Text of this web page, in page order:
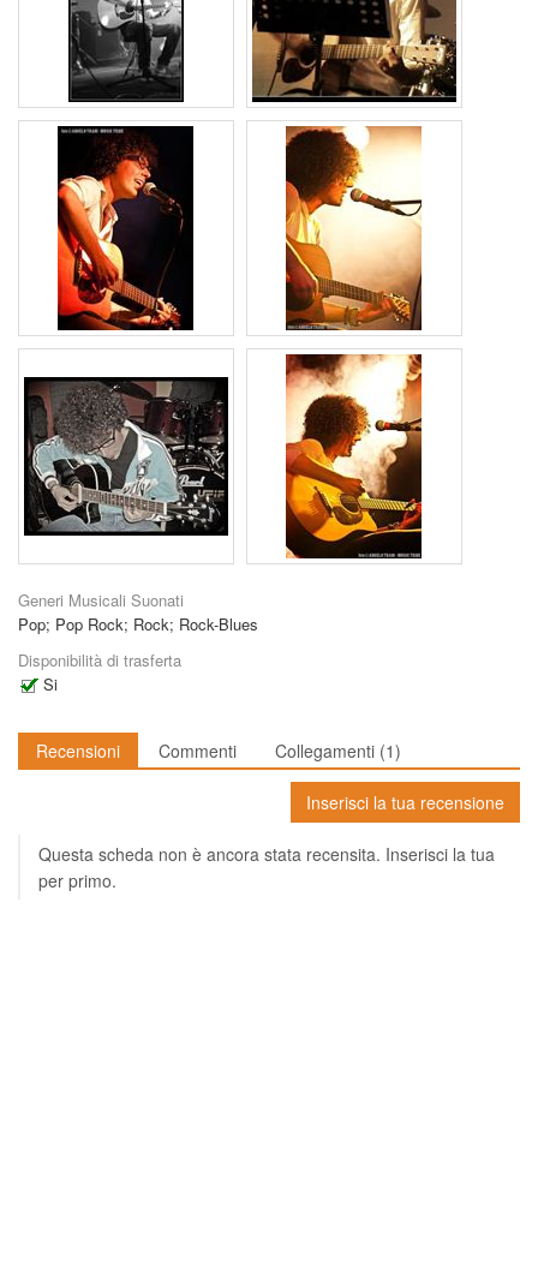
Generi Musicali Suonati
Pop; Pop Rock; Rock; Rock-Blues
Disponibilità di trasferta
Si
Recensioni Commenti Collegamenti (1)
Inserisci la tua recensione
Questa scheda non è ancora stata recensita. Inserisci la tua
per primo.